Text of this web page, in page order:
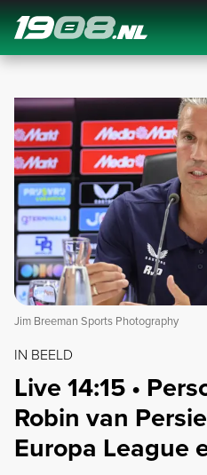
Navigation
Jim Breeman Sports Photography
IN BEELD
Live 14:15 •
Robin van
Europa League